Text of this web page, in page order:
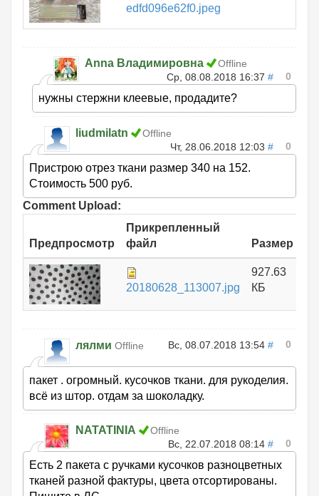
edfd096e62f0.jpeg
Anna Владимировна
Offline
Ср, 08.08.2018 16:37 # 0
нужны стержни клеевые, продадите?
liudmilatn
Offline
Чт, 28.06.2018 12:03 # 0
Пристрою отрез ткани размер 340 на 152.
Стоимость 500 руб.
Comment Upload:
Предпросмотр
Прикрепленный
файл
Размер
20180628_113007.jpg
927.63
КБ
лялми Offline Вс, 08.07.2018 13:54 # 0
пакет . огромный. кусочков ткани. для рукоделия.
всё из штор. отдам за шоколадку.
NATATINIA
Offline
Вс, 22.07.2018 08:14 # 0
Есть 2 пакета с ручками кусочков разноцветных
тканей разной фактуры, цвета отсортированы.